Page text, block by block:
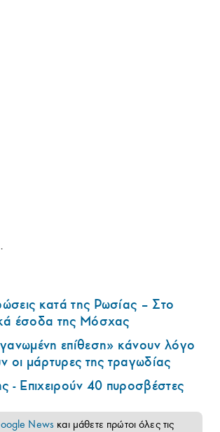
κατά της Ρωσίας – Στο
έσοδα της Μόσχας
επίθεση» κάνουν λόγο
οι μάρτυρες της τραγωδίας
- Επιχειρούν 40 πυροσβέστες
News και μάθετε πρώτοι όλες τις